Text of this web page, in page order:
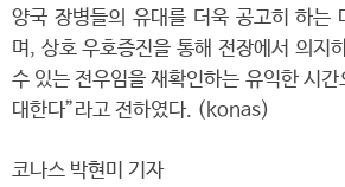
양국 장병들의 유대를 더욱 공고히 하는
며, 상호 우호증진을 통해 전장에서 의지
수 있는 전우임을 재확인하는 유익한 시간
대한다”라고 전하였다. (konas)
코나스 박현미 기자